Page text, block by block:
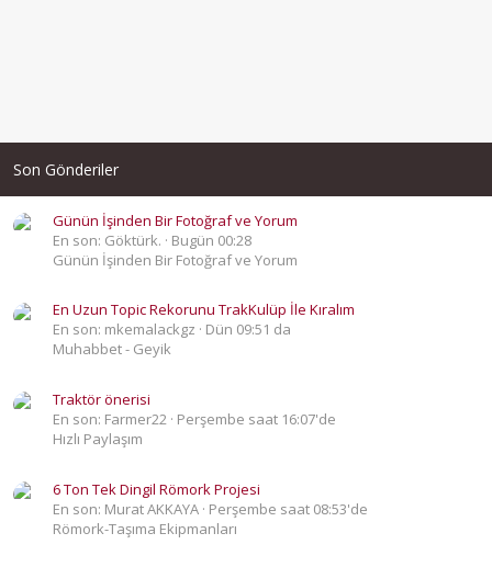
Son Gönderiler
Günün İşinden Bir Fotoğraf ve Yorum
En son: Göktürk.
Bugün 00:28
Günün İşinden Bir Fotoğraf ve Yorum
En Uzun Topic Rekorunu TrakKulüp İle Kıralım
En son: mkemalackgz
Dün 09:51 da
Muhabbet - Geyik
Traktör önerisi
En son: Farmer22 Perşembe saat 16:07'de
Hızlı Paylaşım
6 Ton Tek Dingil Römork Projesi
En son: Murat AKKAYA Perşembe saat 08:53'de
Römork-Taşıma Ekipmanları